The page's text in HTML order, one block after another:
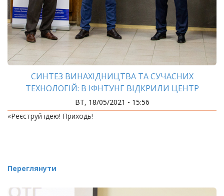
СИНТЕЗ ВИНАХІДНИЦТВА ТА СУЧАСНИХ
ТЕХНОЛОГІЙ: В ІФНТУНГ ВІДКРИЛИ ЦЕНТР
ІННОВАЦІЙНОГО РОЗВИТКУ
ВТ, 18/05/2021 - 15:56
«Реєструй ідею! Приходь!
Переглянути